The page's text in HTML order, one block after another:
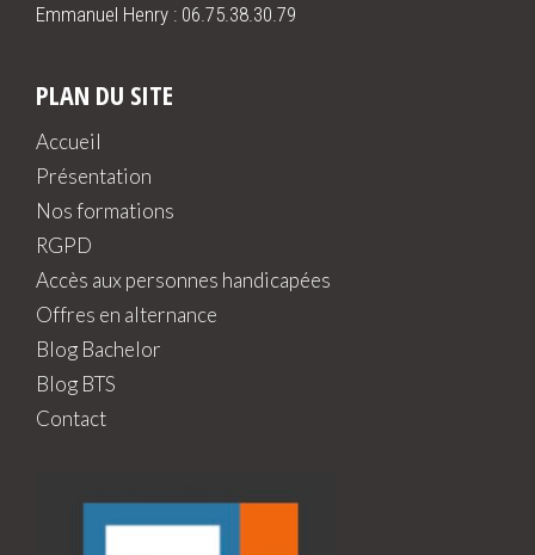
Emmanuel Henry : 06.75.38.30.79
PLAN DU SITE
Accueil
Présentation
Nos formations
RGPD
Accès aux personnes handicapées
Offres en alternance
Blog Bachelor
Blog BTS
Contact